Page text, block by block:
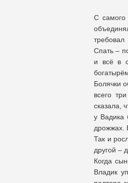
С самого
Спать –
и всё в
Болячки
всего
сказала,
у Вадика
дрожжах.
Так и
другой –
Когда
Владик